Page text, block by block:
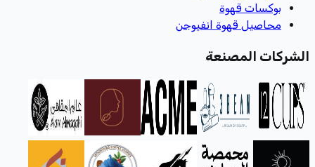
بوكسات قهوة
محاصيل قهوة انفيوجن
الشركات المصنعة